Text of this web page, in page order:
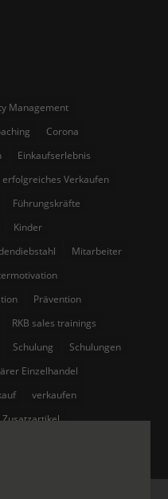
Management
Corona
Einkaufserlebnis
erfolgreiches Verkaufen
Führungskräfte
Kinder
Mitarbeiter
Prävention
RKB sales trainings
Schulung
Schulungen
Einzelhandel
verkaufen
Zusatzartikel